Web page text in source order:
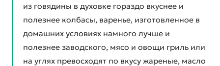
из говядины в духовке гораздо вкуснее и
полезнее колбасы, варенье, изготовленное в
домашних условиях намного лучше и
полезнее заводского, мясо и овощи гриль или
на углях превосходят по вкусу жареные, масло